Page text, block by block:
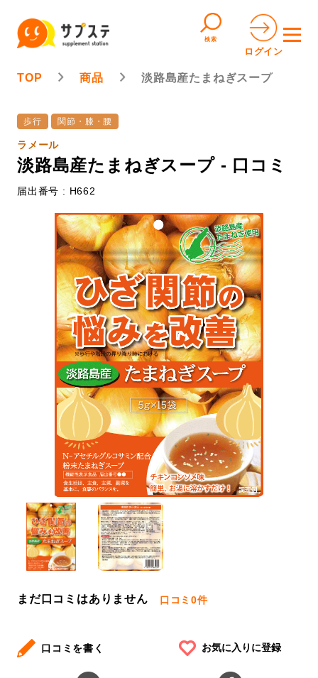
検索
ログイン
TOP 商品 淡路島産たまねぎスープ
歩行 関節・膝・腰
ラメール
淡路島産たまねぎスープ - 口コミ
届出番号 : H662
まだ口コミはありません 口コミ0件
口コミを書く お気に入りに登録